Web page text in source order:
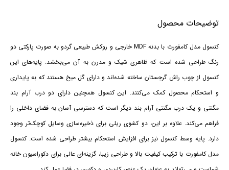
توضیحات محصول
کنسول مدل کامفورت با بدنه MDF خارجی و روکش طبیعی گردو به صورت پارکتی دو
رنگ طراحی شده است که ظاهری شیک و مدرن به آن می‌بخشد. پایه‌های این
کنسول از چوب راش گرجستان ساخته شده‌اند و دارای گل میخ هستند که به پایداری
و استحکام محصول کمک می‌کنند. این کنسول همچنین دارای دو درب آرام بند
مگنتی و یک درب مگنتی آرام بند دیگر است که دسترسی آسان به فضای داخلی را
فراهم می‌کند. علاوه بر این، دو کشوی ریلی برای ذخیره‌سازی وسایل کوچک‌تر وجود
دارد. پایه وسط کنسول نیز برای افزایش استحکام بیشتر طراحی شده است. کنسول
مدل کامفورت با ترکیب کیفیت بالا و طراحی زیبا، گزینه‌ای عالی برای دکوراسیون خانه